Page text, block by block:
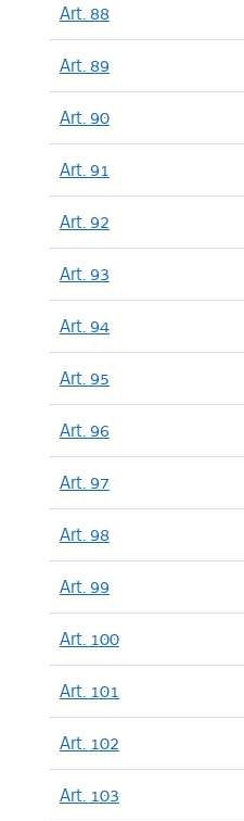
Art. 88
Art. 89
Art. 90
Art. 91
Art. 92
Art. 93
Art. 94
Art. 95
Art. 96
Art. 97
Art. 98
Art. 99
Art. 100
Art. 101
Art. 102
Art. 103